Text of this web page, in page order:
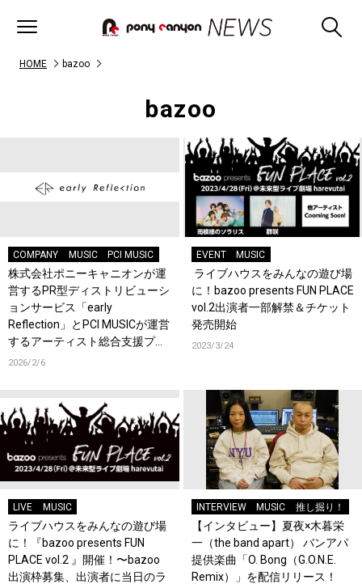
HOME bazoo
bazoo
COMPANY MUSIC PCI MUSIC
株式会社ポニーキャニオンが運
営するPR型ディストリビューシ
ョンサービス「early
Reflection」とPCI MUSICが運営
するアーティスト総合支援プラ
ットフォーム「bazoo」が統
2026/2/6
EVENT MUSIC
ライブハウスをみんなの遊び場
に！bazoo presents FUN PLACE
vol.2出演者一部解禁＆チケット
発売開始
2023/3/24
LIVE MUSIC
ライブハウスをみんなの遊び場
に！『bazoo presents FUN
PLACE vol.2 』開催！〜bazoo
出演枠募集、出演者に当日のラ
INTERVIEW MUSIC 推し掘り！
【インタビュー】夏夜×木暮栄
一（the band apart） バンアパ
提供楽曲「O. Bong（G.O.N.E.
Remix）」を配信リリース！